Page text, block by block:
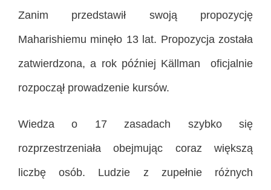
Zanim przedstawił swoją propozycję
Maharishiemu minęło 13 lat. Propozycja została
zatwierdzona, a rok później Källman oficjalnie
rozpoczął prowadzenie kursów.
Wiedza o 17 zasadach szybko się
rozprzestrzeniała obejmując coraz większą
liczbę osób. Ludzie z zupełnie różnych